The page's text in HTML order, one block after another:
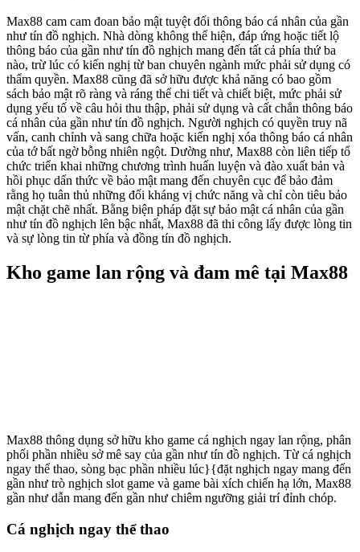
Max88 cam cam đoan bảo mật tuyệt đối thông báo cá nhân của gần
như tín đồ nghịch. Nhà dòng không thể hiện, đáp ứng hoặc tiết lộ
thông báo của gần như tín đồ nghịch mang đến tất cả phía thứ ba
nào, trừ lúc có kiến nghị từ ban chuyên ngành mức phải sử dụng có
thẩm quyền. Max88 cũng đã sở hữu được khả năng có bao gồm
sách bảo mật rõ ràng và ráng thể chi tiết và chiết biệt, mức phải sử
dụng yếu tố về câu hỏi thu thập, phải sử dụng và cất chắn thông báo
cá nhân của gần như tín đồ nghịch. Người nghịch có quyền truy nã
vấn, canh chỉnh và sang chữa hoặc kiến nghị xóa thông báo cá nhân
của tớ bất ngờ bỗng nhiên ngột. Dường như, Max88 còn liên tiếp tổ
chức triển khai những chương trình huấn luyện và đào xuất bản và
hồi phục dấn thức về bảo mật mang đến chuyên cục để bảo đảm
rằng họ tuân thủ những đối kháng vị chức năng và chỉ còn tiêu bảo
mật chặt chẽ nhất. Bằng biện pháp đặt sự bảo mật cá nhân của gần
như tín đồ nghịch lên bậc nhất, Max88 đã thi công lấy được lòng tin
và sự lòng tin từ phía và đồng tín đồ nghịch.
Kho game lan rộng và đam mê tại Max88
Max88 thông dụng sở hữu kho game cá nghịch ngay lan rộng, phân
phối phần nhiều sở mê say của gần như tín đồ nghịch. Từ cá nghịch
ngay thể thao, sòng bạc phần nhiều lúc}{đặt nghịch ngay mang đến
gần như trò nghịch slot game và game bài xích chiến hạ lớn, Max88
gần như dẫn mang đến gần như chiêm ngưỡng giải trí đỉnh chóp.
Cá nghịch ngay thể thao